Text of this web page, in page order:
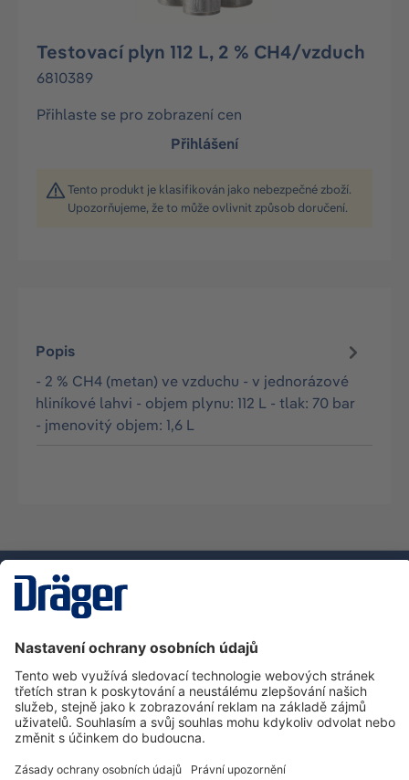
Testovací plyn 112 L, 2 % CH4/vzduch
6810389
Přihlaste se pro zobrazení cen
Přihlášení
Tento produkt je klasifikován jako nebezpečné zboží.
Upozorňujeme, že to může ovlivnit způsob doručení.
Popis
- 2 % CH4 (metan) ve vzduchu - v jednorázové
hliníkové lahvi - objem plynu: 112 L - tlak: 70 bar
- jmenovitý objem: 1,6 L
Zákaznická infolinka
O společnosti Dräger
Informace